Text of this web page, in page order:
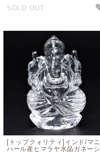
SOLD OUT
[トップクォリティ]インド/マニ
ハール産ヒマラヤ水晶ガネーシ